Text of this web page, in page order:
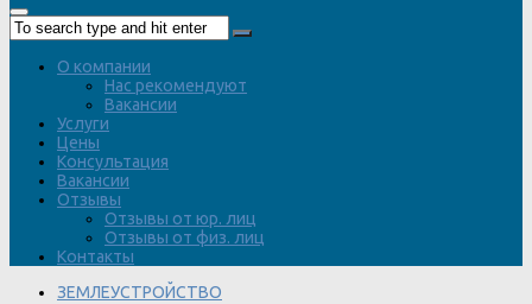
О компании
Нас рекомендуют
Вакансии
Услуги
Цены
Консультация
Вакансии
Отзывы
Отзывы от юр. лиц
Отзывы от физ. лиц
Контакты
ЗЕМЛЕУСТРОЙСТВО